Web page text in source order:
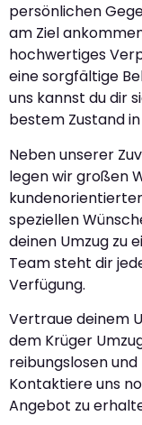
persönlichen
am Ziel
hochwertiges
eine sorgfältige
uns kannst du dir
bestem Zustand
Neben unserer
legen wir großen
speziellen
deinen Umzug zu
Team steht dir
Verfügung.
Vertraue deinem
dem Krüger
reibungslosen
Kontaktiere uns
Angebot zu